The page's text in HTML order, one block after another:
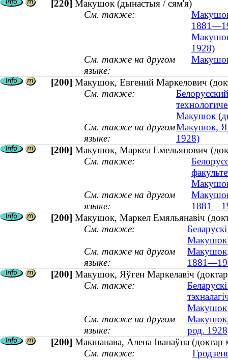
[220] Макушок (дынастыя / сям'я)
См. также:
1928)
См. также на другом
языке:
[200] Макушок, Евгений Маркелович
См. также:
Макушок
См. также на другом
языке:
Макушок,
1928)
[200] Макушок, Маркел Емельянович
См. также:
См. также на другом
языке:
[200] Макушок, Маркел Емяльянавіч
См. также:
Макушок
См. также на другом
языке:
Макушок,
[200] Макушок, Яўген Маркелавіч
См. также:
Макушок
См. также на другом
языке:
Макушок,
род.
[200] Макшанава, Алена Іванаўна (доктар
См. также: